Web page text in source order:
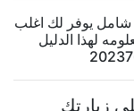
يوفر لك اغلب
لهذا الدليل
زيارتك